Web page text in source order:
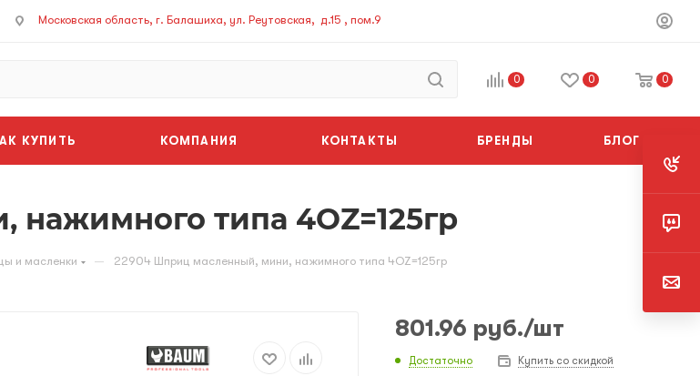
Московская область, г. Балашиха, ул. Реутовская, д.15 , пом.9
0 0 0
КУПИТЬ КОМПАНИЯ КОНТАКТЫ БРЕНДЫ БЛОГ
типа 4OZ=125гр
и масленки — 22904 Шприц масленный, мини, нажимного типа 4OZ=125гр
801.96 руб./шт
Достаточно Купить со скидкой